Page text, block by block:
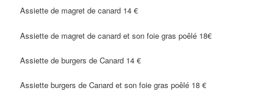
Assiette de magret de canard 14 €
Assiette de magret de canard et son foie gras poêlé 18€
Assiette de burgers de Canard 14 €
Assiette burgers de Canard et son foie gras poêlé 18 €